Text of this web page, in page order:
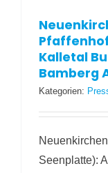
Kalletal
Bamberg
Kategorien:
Seenplatte):